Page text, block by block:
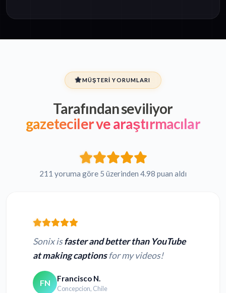
MÜŞTERI YORUMLARI
Tarafından seviliyor
gazeteciler ve araştırmacılar
211 yoruma göre 5 üzerinden 4.98 puan aldı
Sonix isfaster and better than YouTube
at making captionsfor my videos!
FN Francisco N.
Concepcion, Chile